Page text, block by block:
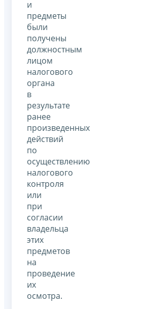
и
предметы
были
получены
должностным
лицом
налогового
органа
в
результате
ранее
произведенных
действий
по
осуществлению
налогового
контроля
или
при
согласии
владельца
этих
предметов
на
проведение
их
осмотра.